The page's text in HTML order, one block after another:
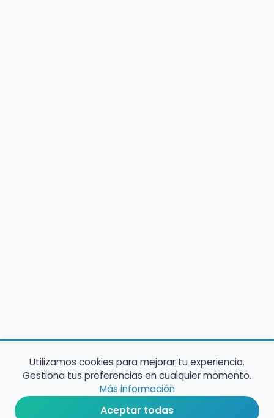
Utilizamos cookies para mejorar tu experiencia.
Gestiona tus preferencias en cualquier momento.
Más información
Aceptar todas